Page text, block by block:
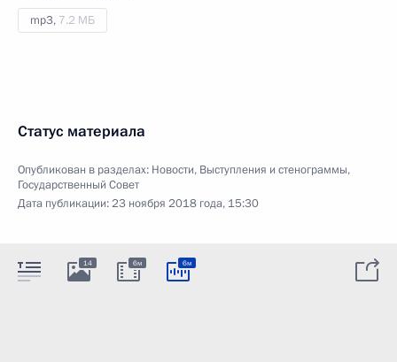
mp3, 7.2 МБ
Статус материала
Опубликован в разделах: Новости, Выступления и стенограммы,
Государственный Совет
Дата публикации:23 ноября 2018 года, 15:30
14 6м 6м